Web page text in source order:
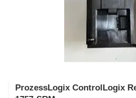
ProzessLogix ControlLogix